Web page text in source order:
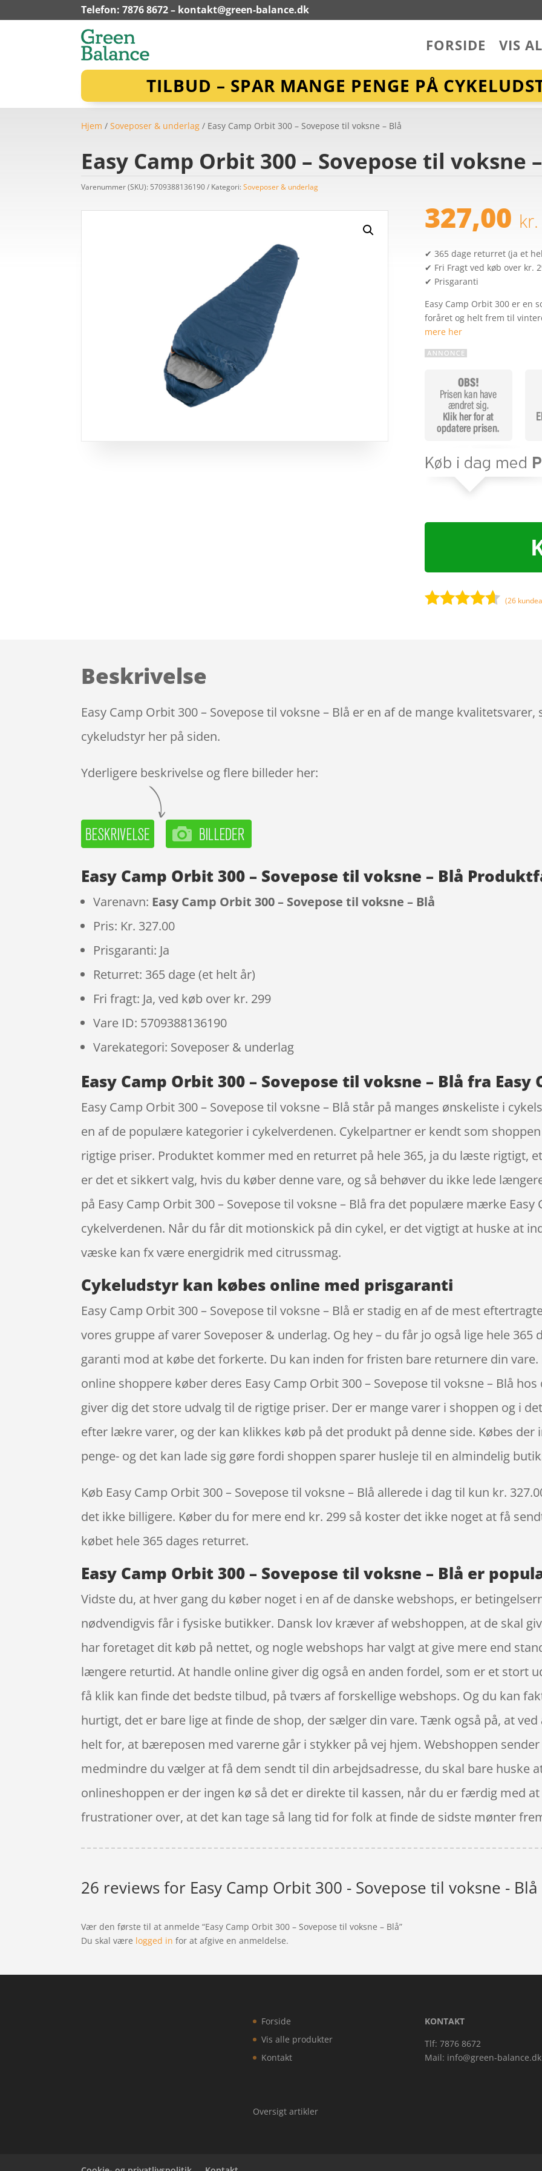
Telefon: 7876 8672 – kontakt@green-balance.dk
FORSIDE VIS
TILBUD – SPAR MANGE PENGE PÅ
Hjem /Soveposer & underlag / Easy Camp Orbit 300 – Sovepose til voksne – Blå
Easy Camp Orbit 300 – Sovepose til voksne
Varenummer (SKU): 5709388136190 Kategori:Soveposer & underlag
327,00 kr.
✔ 365 dage returret (ja et
✔ Fri Fragt ved køb over kr.
✔ Prisgaranti
Easy Camp Orbit 300 er en
foråret og helt frem til
mere her
mmelser
(26
Beskrivelse
Easy Camp Orbit 300 – Sovepose til voksne – Blå er en af de mange
cykeludstyr her på siden.
Yderligere beskrivelse og flere billeder her:
Easy Camp Orbit 300 – Sovepose til voksne – Blå
Varenavn: Easy Camp Orbit 300 – Sovepose til voksne – Blå
Pris: Kr. 327.00
Prisgaranti: Ja
Returret: 365 dage (et helt år)
Fri fragt: Ja, ved køb over kr. 299
Vare ID: 5709388136190
Varekategori: Soveposer & underlag
Easy Camp Orbit 300 – Sovepose til voksne – Blå fra Easy
Easy Camp Orbit 300 – Sovepose til voksne – Blå står på manges ønskeliste i
en af de populære kategorier i cykelverdenen. Cykelpartner er kendt som
rigtige priser. Produktet kommer med en returret på hele 365, ja du læste rigtigt,
er det et sikkert valg, hvis du køber denne vare, og så behøver du ikke lede
på Easy Camp Orbit 300 – Sovepose til voksne – Blå fra det populære mærke Easy
cykelverdenen. Når du får dit motionskick på din cykel, er det vigtigt at huske at
væske kan fx være energidrik med citrussmag.
Cykeludstyr kan købes online med prisgaranti
Easy Camp Orbit 300 – Sovepose til voksne – Blå er stadig en af de mest
vores gruppe af varer Soveposer & underlag. Og hey – du får jo også lige hele 365
garanti mod at købe det forkerte. Du kan inden for fristen bare returnere din
online shoppere køber deres Easy Camp Orbit 300 – Sovepose til voksne – Blå
giver dig det store udvalg til de rigtige priser. Der er mange varer i shoppen og i
efter lækre varer, og der kan klikkes køb på det produkt på denne side. Købes der
penge- og det kan lade sig gøre fordi shoppen sparer husleje til en almindelig
Køb Easy Camp Orbit 300 – Sovepose til voksne – Blå allerede i dag til kun kr.
det ikke billigere. Køber du for mere end kr. 299 så koster det ikke noget at få
købet hele 365 dages returret.
Easy Camp Orbit 300 – Sovepose til voksne – Blå er
Vidste du, at hver gang du køber noget i en af de danske webshops, er
nødvendigvis får i fysiske butikker. Dansk lov kræver af webshoppen, at de skal
har foretaget dit køb på nettet, og nogle webshops har valgt at give mere end
længere returtid. At handle online giver dig også en anden fordel, som er et stort
få klik kan finde det bedste tilbud, på tværs af forskellige webshops. Og du kan
hurtigt, det er bare lige at finde de shop, der sælger din vare. Tænk også på, at
helt for, at bæreposen med varerne går i stykker på vej hjem. Webshoppen
medmindre du vælger at få dem sendt til din arbejdsadresse, du skal bare huske
onlineshoppen er der ingen kø så det er direkte til kassen, når du er færdig med
frustrationer over, at det kan tage så lang tid for folk at finde de sidste mønter
26 reviews for Easy Camp Orbit 300 - Sovepose til voksne - Blå
Vær den første til at anmelde “Easy Camp Orbit 300 – Sovepose til voksne – Blå”
Du skal være logged in for at afgive en anmeldelse.
Forside
Vis alle produkter
Kontakt
Oversigt artikler
KONTAKT
Tlf: 7876 8672
Mail: info@green-balance.dk